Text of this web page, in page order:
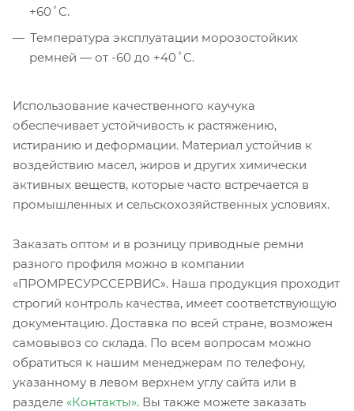
+60˚C.
Температура эксплуатации морозостойких
ремней — от -60 до +40˚C.
Использование качественного каучука
обеспечивает устойчивость к растяжению,
истиранию и деформации. Материал устойчив к
воздействию масел, жиров и других химически
активных веществ, которые часто встречается в
промышленных и сельскохозяйственных условиях.
Заказать оптом и в розницу приводные ремни
разного профиля можно в компании
«ПРОМРЕСУРССЕРВИС». Наша продукция проходит
строгий контроль качества, имеет соответствующую
документацию. Доставка по всей стране, возможен
самовывоз со склада. По всем вопросам можно
обратиться к нашим менеджерам по телефону,
указанному в левом верхнем углу сайта или в
разделе «Контакты». Вы также можете заказать